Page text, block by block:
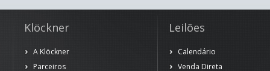
Klöckner
A Klöckner
Parceiros
Leilões
Calendário
Venda Direta